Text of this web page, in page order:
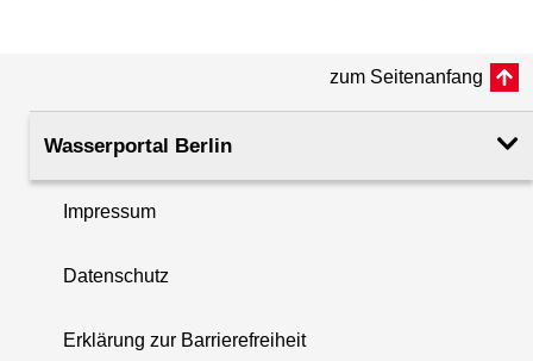
zum Seitenanfang
Wasserportal Berlin
Impressum
Datenschutz
Erklärung zur Barrierefreiheit